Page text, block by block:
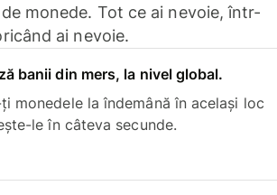
monede. Tot ce ai nevoie, într-
ai nevoie.
banii din mers, la nivel global.
monedele la îndemână în același loc
le în câteva secunde.